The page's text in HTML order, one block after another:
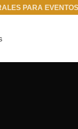
PARA